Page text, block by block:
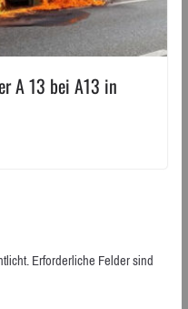
A 13 bei A13 in
Erforderliche Felder sind